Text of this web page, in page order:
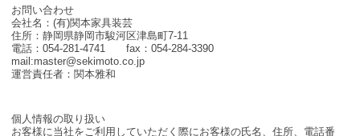
お問い合わせ
会社名：(有)関本家具装芸
住所：静岡県静岡市駿河区津島町7-11
電話：054-281-4741 fax：054-284-3390
mail:master@sekimoto.co.jp
運営責任者：関本雅和
個人情報の取り扱い
お客様に当社をご利用していただく際にお客様の氏名、住所、電話番